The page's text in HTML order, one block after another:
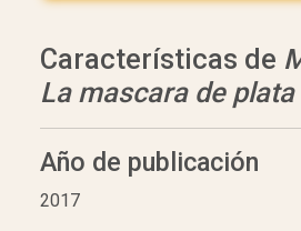
Características de
La mascara de plata
Año de publicación
2017